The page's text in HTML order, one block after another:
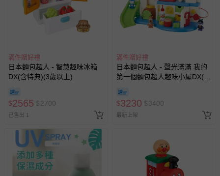
滿件贈好禮
日本麵包超人 - 智慧趣味冰箱
DX(含特典)(3歲以上)
$2565 $2700
已售出 1
滿件贈好禮
日本麵包超人 - 聲光滿滿 我的
第一個麵包超人趣味小屋DX(2
$3230 $3400
最新上架